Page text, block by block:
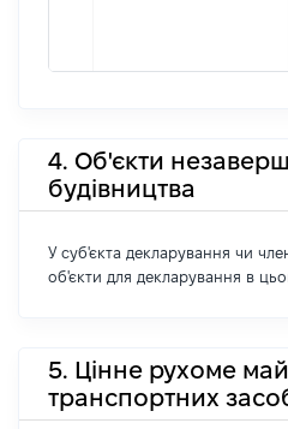
4. Об'єкти
будівництва
У суб'єкта декларування чи
об'єкти для декларування в
5. Цінне рухоме
транспортних